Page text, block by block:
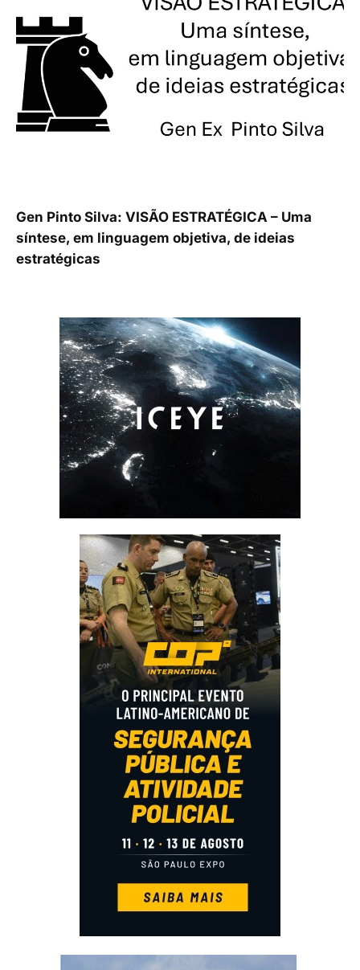
Gen Pinto Silva: VISÃO ESTRATÉGICA – Uma
síntese, em linguagem objetiva, de ideias
estratégicas